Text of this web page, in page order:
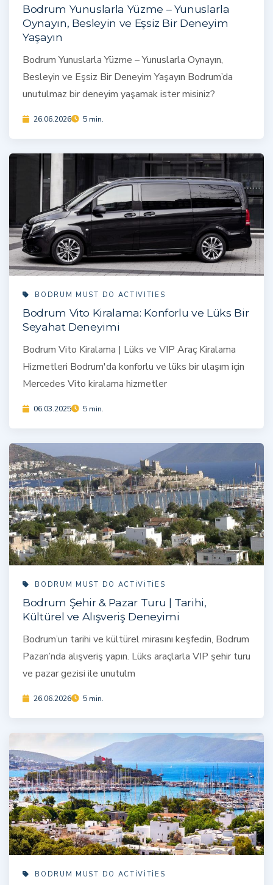
Bodrum Yunuslarla Yüzme – Yunuslarla
Oynayın, Besleyin ve Eşsiz Bir Deneyim
Yaşayın
Bodrum Yunuslarla Yüzme – Yunuslarla Oynayın,
Besleyin ve Eşsiz Bir Deneyim Yaşayın Bodrum’da
unutulmaz bir deneyim yaşamak ister misiniz?
26.06.2026 5 min.
BODRUM MUST DO ACTIVITIES
Bodrum Vito Kiralama: Konforlu ve Lüks Bir
Seyahat Deneyimi
Bodrum Vito Kiralama | Lüks ve VIP Araç Kiralama
Hizmetleri Bodrum'da konforlu ve lüks bir ulaşım için
Mercedes Vito kiralama hizmetler
06.03.2025 5 min.
BODRUM MUST DO ACTIVITIES
Bodrum Şehir & Pazar Turu | Tarihi,
Kültürel ve Alışveriş Deneyimi
Bodrum’un tarihi ve kültürel mirasını keşfedin, Bodrum
Pazarı’nda alışveriş yapın. Lüks araçlarla VIP şehir turu
ve pazar gezisi ile unutulm
26.06.2026 5 min.
BODRUM MUST DO ACTIVITIES